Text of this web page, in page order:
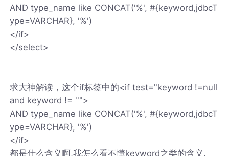
AND type_name like CONCAT('%', #{keyword,jdbcT
ype=VARCHAR}, '%')
</if>
</select>
求大神解读，这个if标签中的<if test="keyword !=null
and keyword != ''">
AND type_name like CONCAT('%', #{keyword,jdbcT
ype=VARCHAR}, '%')
</if>
都是什么含义啊,我怎么看不懂keyword之类的含义.